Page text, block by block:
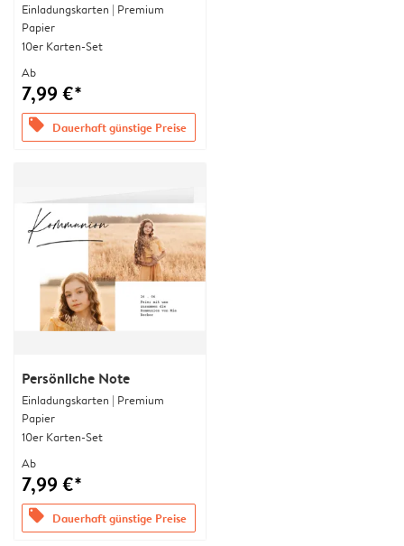
Einladungskarten | Premium
Papier
10er Karten-Set
Ab
7,99 €*
offers Dauerhaft günstige Preise
Persönliche Note
Einladungskarten | Premium
Papier
10er Karten-Set
Ab
7,99 €*
offers Dauerhaft günstige Preise